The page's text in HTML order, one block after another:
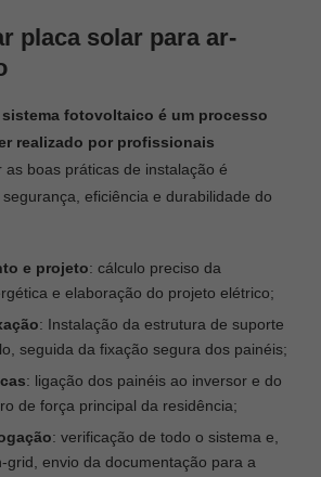
placa solar para ar-
fotovoltaico é um processo
realizado por profissionais
as boas práticas de instalação é
eficiência e durabilidade do
e projeto: cálculo preciso da
e elaboração do projeto elétrico;
: Instalação da estrutura de suporte
seguida da fixação segura dos painéis;
: ligação dos painéis ao inversor e do
de força principal da residência;
: verificação de todo o sistema e,
grid, envio da documentação para a